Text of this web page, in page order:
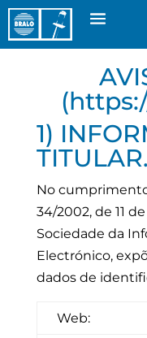
(
1)
TITULAR.
No
34/2002, de 11
Sociedade da
Electrónico,
dados de
Web: